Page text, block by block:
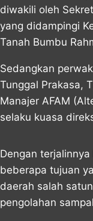
diwakili oleh
yang didampingi
Tanah Bumbu
Sedangkan
Tunggal Prakasa,
Manajer AFAM
selaku kuasa
Dengan
beberapa tujuan
daerah salah
pengolahan